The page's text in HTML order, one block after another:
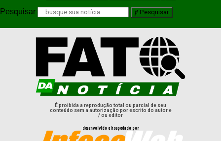
Pesquisar
Pesquisar
É proibida a reprodução total ou parcial de seu
conteúdo sem a autorização por escrito do autor e
/ ou editor
desenvolvido e hospedado por